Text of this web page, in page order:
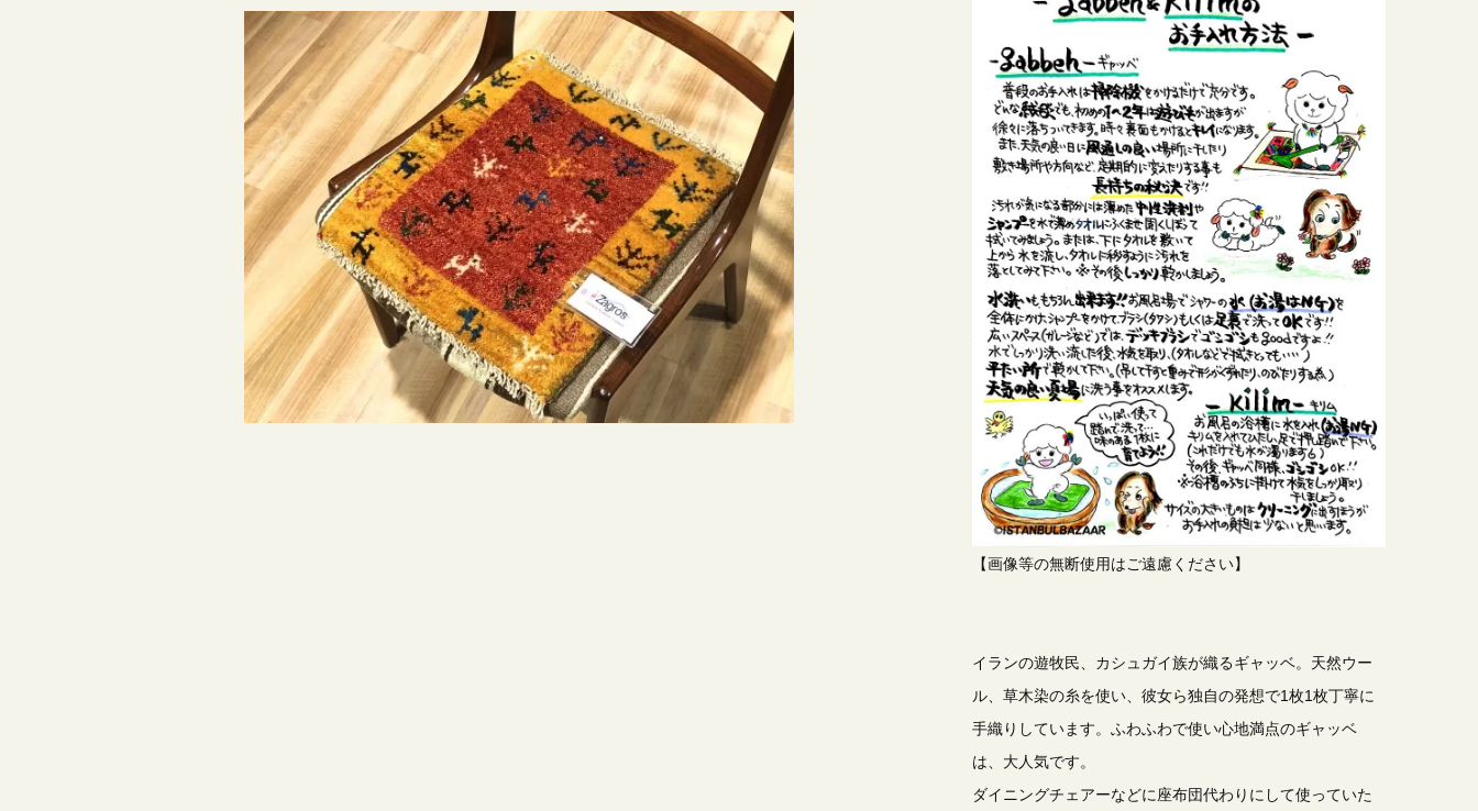
【画像等の無断使用はご遠慮ください】
イランの遊牧民、カシュガイ族が織るギャッベ。天然ウー
ル、草木染の糸を使い、彼女ら独自の発想で1枚1枚丁寧に
手織りしています。ふわふわで使い心地満点のギャッベ
は、大人気です。
ダイニングチェアーなどに座布団代わりにして使っていた